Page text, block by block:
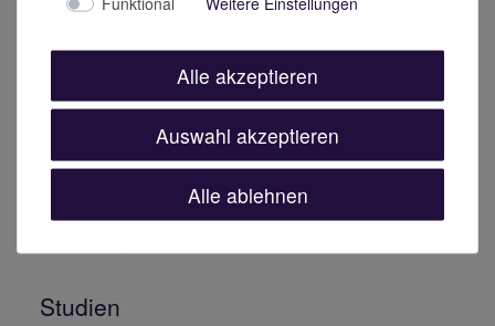
abwechslungsreiche Ernährung und eine gesunde
Studien
Alle akzeptieren
Auswahl akzeptieren
Alle ablehnen